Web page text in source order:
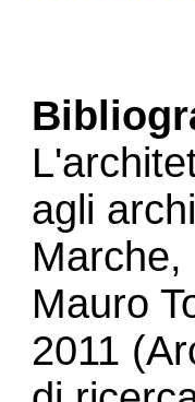
agli
Marche,
Mauro
2011